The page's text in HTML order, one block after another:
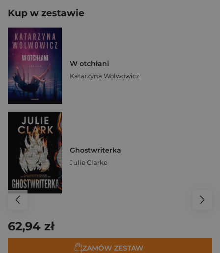
Kup w zestawie
W otchłani
Katarzyna Wolwowicz
Ghostwriterka
Julie Clarke
62,94 zł
ZAMÓW ZESTAW